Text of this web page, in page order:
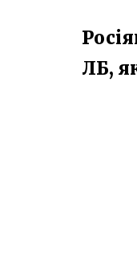
ЛБ,